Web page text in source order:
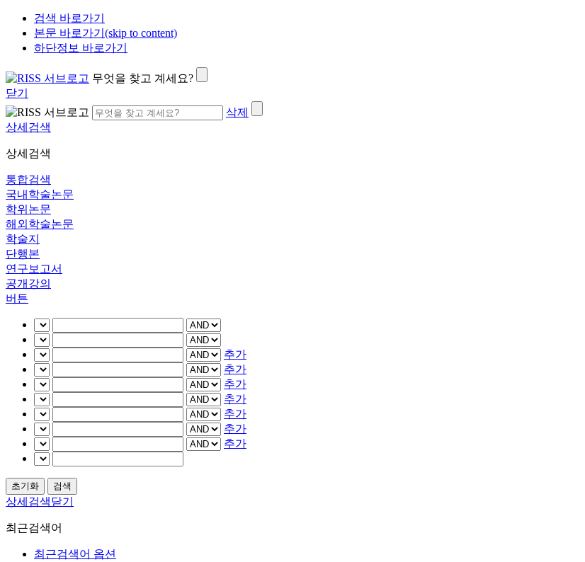
검색 바로가기
본문 바로가기(skip to content)
하단정보 바로가기
무엇을 찾고 계세요?
닫기
삭제
상세검색
상세검색
통합검색
국내학술논문
학위논문
해외학술논문
학술지
단행본
연구보고서
공개강의
버튼
추가
추가
추가
추가
추가
추가
추가
상세검색닫기
최근검색어
최근검색어 옵션